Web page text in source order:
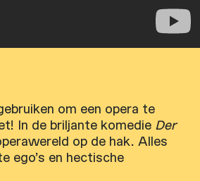
om een opera te
In de briljante komedie Der
op de hak. Alles
ego’s en hectische